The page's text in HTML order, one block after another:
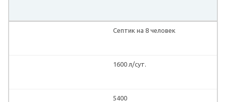
Септик на 8 человек
1600 л/сут.
5400